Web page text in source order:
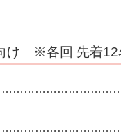
け ※各回 先着12